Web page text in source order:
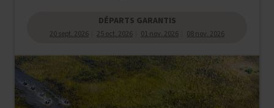
DÉPARTS GARANTIS
20 sept. 2026 25 oct. 2026 01 nov. 2026 08 nov. 2026